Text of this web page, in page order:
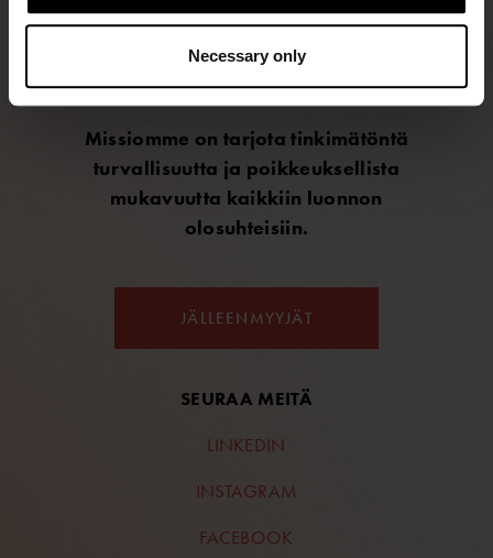
Necessary only
JÄLLEENMYYJÄT
SEURAA MEITÄ
LINKEDIN
INSTAGRAM
FACEBOOK
®
vesiurheiluun ja -toimintaan – niin pinnan alle kuin
päälle.
Missiomme on tarjota tinkimätöntä
turvallisuutta ja poikkeuksellista
mukavuutta kaikkiin luonnon
olosuhteisiin.